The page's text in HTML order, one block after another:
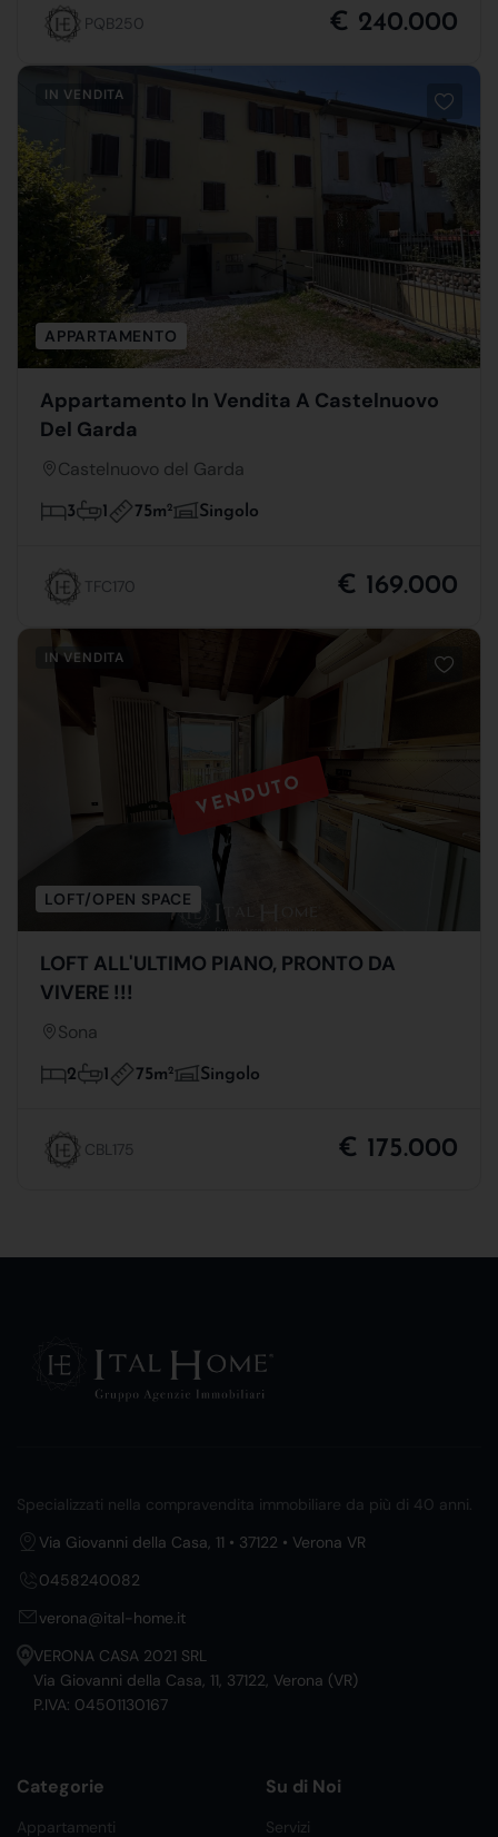
PQB250 € 240.000
IN VENDITA
APPARTAMENTO
Appartamento In Vendita A Castelnuovo
Del Garda
Castelnuovo del Garda
3 1 75m2 Singolo
TFC170 € 169.000
VENDUTO
IN VENDITA
LOFT/OPEN SPACE
LOFT ALL'ULTIMO PIANO, PRONTO DA
VIVERE !!!
Sona
2 1 75m2 Singolo
CBL175 € 175.000
Specializzati nella compravendita immobiliare da più di 40 anni.
Via Giovanni della Casa, 11 • 37122 • Verona VR
0458240082
verona@ital-home.it
VERONA CASA 2021 SRL
Via Giovanni della Casa, 11, 37122, Verona (VR)
P.IVA: 04501130167
Categorie
Appartamenti
Su di Noi
Servizi